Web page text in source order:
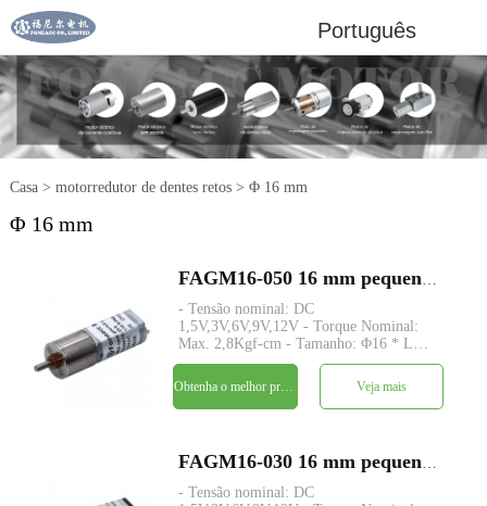
Português
Casa> motorredutor de dentes retos> Φ 16 mm
Φ 16 mm
- Tensão nominal: DC
1,5V,3V,6V,9V,12V - Torque Nominal:
Max. 2,8Kgf-cm - Tamanho: Φ16 * L
TBD - Eixo: Φ3mm D-cut 0.5mm, M3,
M4, personalizado - Codificador:
Codificador magnético disponível -
quantidade mínima: 500 peças
Veja mais
- Tensão nominal: DC